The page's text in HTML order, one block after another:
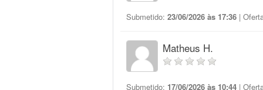
Submetido: 23/06/2026 às 17:36 |
Matheus H.
Submetido: 17/06/2026 às 10:44 |